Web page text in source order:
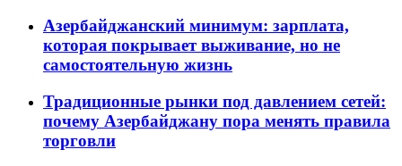
Азербайджанский минимум: зарплата,
которая покрывает выживание, но не
самостоятельную жизнь
Традиционные рынки под давлением сетей:
почему Азербайджану пора менять правила
торговли